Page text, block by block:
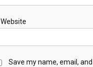
Website
Save my name, email,